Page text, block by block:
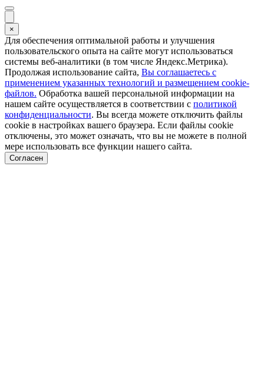
×
Для обеспечения оптимальной работы и улучшения
пользовательского опыта на сайте могут использоваться
системы веб-аналитики (в том числе Яндекс.Метрика).
Продолжая использование сайта, Вы соглашаетесь с
применением указанных технологий и размещением cookie-
файлов. Обработка вашей персональной информации на
нашем сайте осуществляется в соответствии с политикой
конфиденциальности. Вы всегда можете отключить файлы
cookie в настройках вашего браузера. Если файлы cookie
отключены, это может означать, что вы не можете в полной
мере использовать все функции нашего сайта.
Согласен